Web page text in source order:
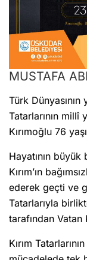
MUSTAFA
Türk
Tatarlarının millî
Kırımoğlu 76
Hayatının büyük
Kırım’ın
ederek geçti ve
Tatarlarıyla
tarafından Vatan
Kırım